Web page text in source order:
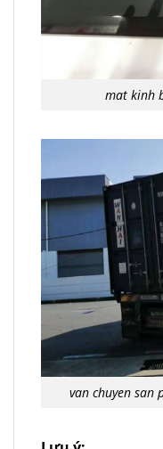
mat kinh
van chuyen san